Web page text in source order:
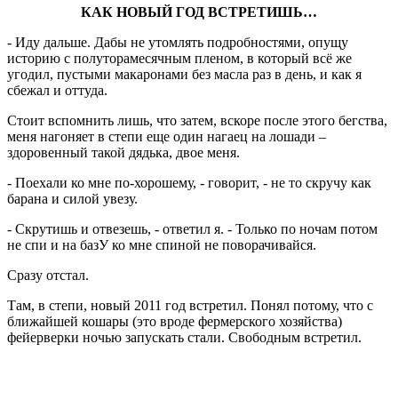
КАК НОВЫЙ ГОД ВСТРЕТИШЬ…
- Иду дальше. Дабы не утомлять подробностями, опущу
историю с полуторамесячным пленом, в который всё же
угодил, пустыми макаронами без масла раз в день, и как я
сбежал и оттуда.
Стоит вспомнить лишь, что затем, вскоре после этого бегства,
меня нагоняет в степи еще один нагаец на лошади –
здоровенный такой дядька, двое меня.
- Поехали ко мне по-хорошему, - говорит, - не то скручу как
барана и силой увезу.
- Скрутишь и отвезешь, - ответил я. - Только по ночам потом
не спи и на базУ ко мне спиной не поворачивайся.
Сразу отстал.
Там, в степи, новый 2011 год встретил. Понял потому, что с
ближайшей кошары (это вроде фермерского хозяйства)
фейерверки ночью запускать стали. Свободным встретил.